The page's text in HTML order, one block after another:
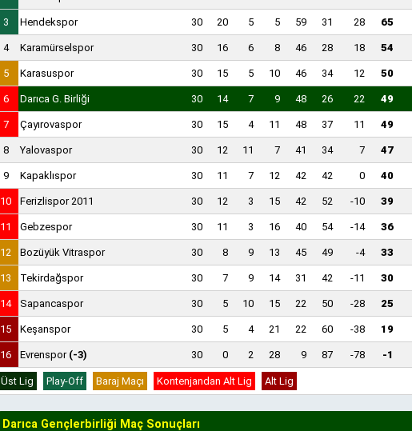
3 Hendekspor 30 20 5 5 59 31 28 65
4 Karamürselspor 30 16 6 8 46 28 18 54
5 Karasuspor 30 15 5 10 46 34 12 50
6 Darıca G. Birliği 30 14 7 9 48 26 22 49
7 Çayırovaspor 30 15 4 11 48 37 11 49
8 Yalovaspor 30 12 11 7 41 34 7 47
9 Kapaklıspor 30 11 7 12 42 42 0 40
10 Ferizlispor 2011 30 12 3 15 42 52 -10 39
11 Gebzespor 30 11 3 16 40 54 -14 36
12 Bozüyük Vitraspor 30 8 9 13 45 49 -4 33
13 Tekirdağspor 30 7 9 14 31 42 -11 30
14 Sapancaspor 30 5 10 15 22 50 -28 25
15 Keşanspor 30 5 4 21 22 60 -38 19
16 Evrenspor (-3) 30 0 2 28 9 87 -78 -1
Üst Lig Play-Off Baraj Maçı Kontenjandan Alt Lig Alt Lig
Darıca Gençlerbirliği Maç Sonuçları